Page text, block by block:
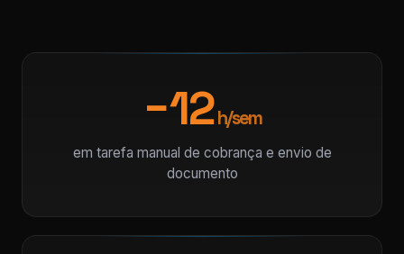
−12h/sem
em tarefa manual de cobrança e envio de
documento